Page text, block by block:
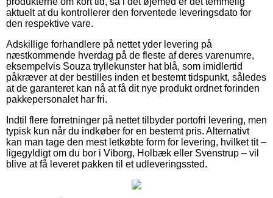
aktuelt at du kontrollerer den forventede leveringsdato for
den respektive vare.
Adskillige forhandlere på nettet yder levering på
næstkommende hverdag på de fleste af deres varenumre,
eksempelvis Souza tryllekunster hat blå, som imidlertid
påkræver at der bestilles inden et bestemt tidspunkt, således
at de garanteret kan nå at få dit nye produkt ordnet forinden
pakkepersonalet har fri.
Indtil flere forretninger på nettet tilbyder portofri levering, men
typisk kun når du indkøber for en bestemt pris. Alternativt
kan man tage den mest letkøbte form for levering, hvilket tit –
ligegyldigt om du bor i Viborg, Holbæk eller Svenstrup – vil
blive at få leveret pakken til et udleveringssted.